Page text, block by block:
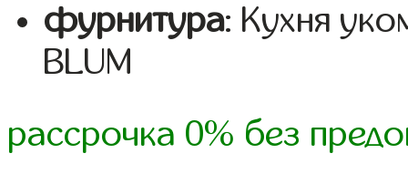
фурнитура: Кухня
BLUM
рассрочка 0% без